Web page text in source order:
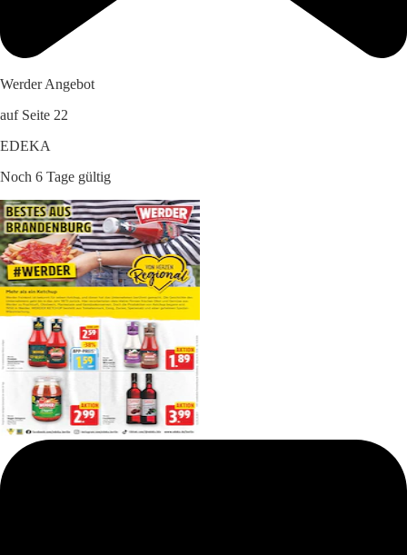
Werder Angebot
auf Seite 22
EDEKA
Noch 6 Tage gültig